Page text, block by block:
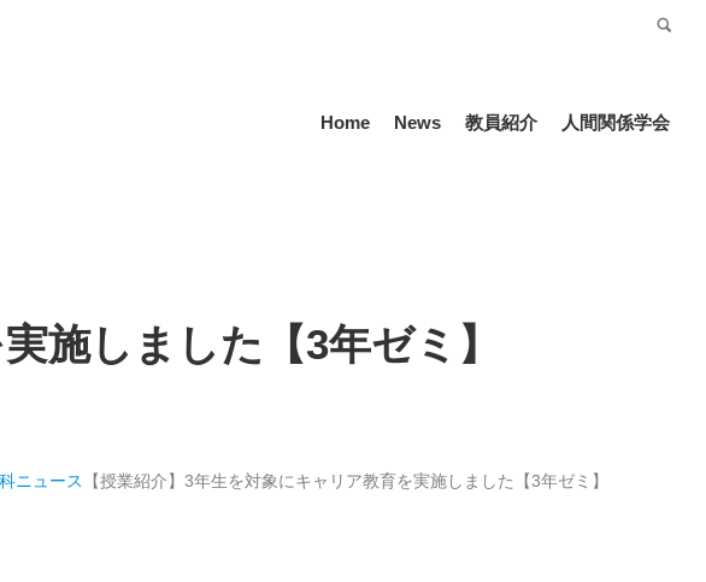
Home News 教員紹介 人間関係学会
施しました【3年ゼミ】
ニュース 【授業紹介】3年生を対象にキャリア教育を実施しました【3年ゼミ】